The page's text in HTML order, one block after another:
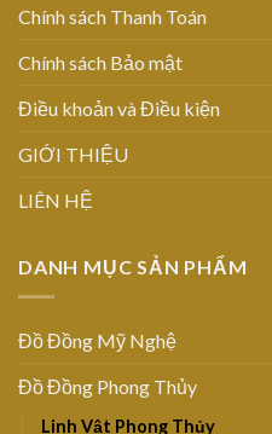
Chính sách Thanh Toán
Chính sách Bảo mật
Điều khoản và Điều kiện
GIỚI THIỆU
LIÊN HỆ
DANH MỤC SẢN PHẨM
Đồ Đồng Mỹ Nghệ
Đồ Đồng Phong Thủy
Linh Vật Phong Thủy